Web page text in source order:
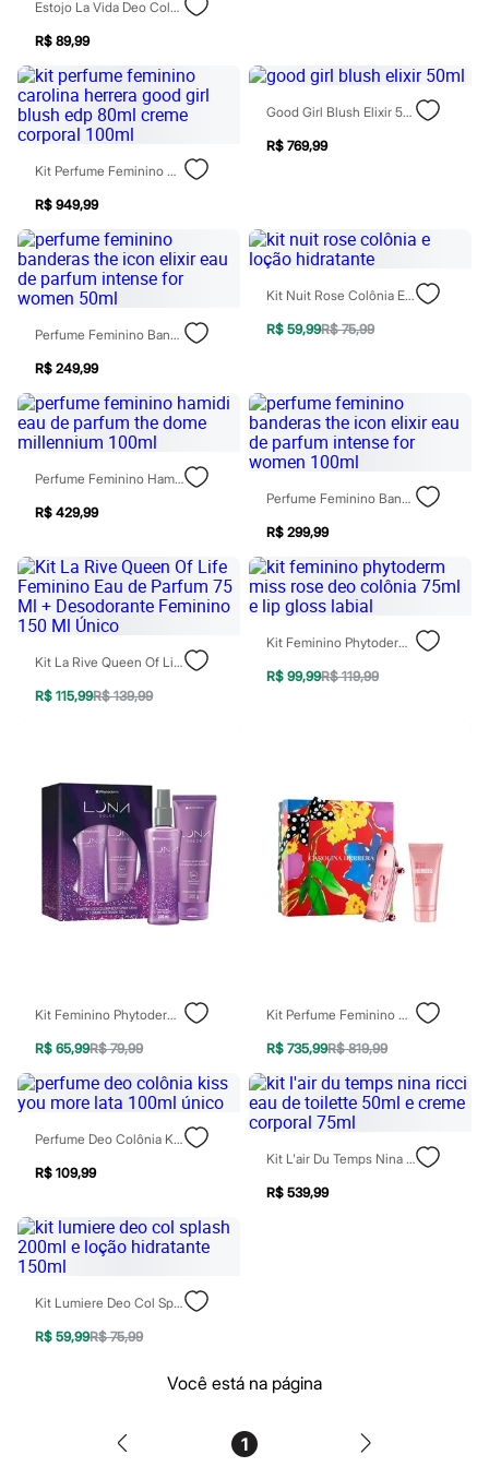
Rasteirinhas
Sandálias
Tênis
Diversão
Marcas
Baby Club
Fifteen
Miss Fifteen
Palomino
Moda íntima
Calcinhas
Cuecas
Meias
Pijamas
Moda praia
Biquínis e Maiôs
Blusas de proteção
Personagens
Bluey
Disney
Hello Kitty
Homem Aranha
Naruto
Patrulha Canina
Sonic
Beleza
Kits
Perfumes árabes
Novidades
Condicionador
Escovas e Pentes
Finalizadores
Hidratante
Protetor solar
Tratamento
Cuidados com o rosto
Esfoliante
Hidratante
Protetor solar
Tônicos
Corretivo
Gloss
Pó facial
Sombras
Al Wataniah
Banderas
Beleza C&A
Bruna Tavares
Ciclo
Fran by Franciny Ehlke
Jean Paul Gaultier
Lancôme
Mari Maria
Mascavo
Niina Secrets
Océane
Estojo La Vida Deo Colônia 30ml E Hidratante Único
R$ 89,99
Kit Perfume Feminino Carolina Herrera Good Girl Blush Edp 80ml Creme Corporal 100ml
R$ 949,99
Good Girl Blush Elixir 50ml
R$ 769,99
Perfume Feminino Banderas The Icon Elixir Eau De Parfum Intense For Women 50ml
R$ 249,99
Kit Nuit Rose Colônia E Loção Hidratante
R$ 59,99R$ 75,99
Perfume Feminino Hamidi Eau De Parfum The Dome Millennium 100ml
R$ 429,99
Perfume Feminino Banderas The Icon Elixir Eau De Parfum Intense For Women 100ml
R$ 299,99
Kit La Rive Queen Of Life Feminino Eau De Parfum 75 Ml + Desodorante Feminino 150 Ml Único
R$ 115,99R$ 139,99
Kit Feminino Phytoderm Miss Rose Deo Colônia 75ml E Lip Gloss Labial
R$ 99,99R$ 119,99
Kit Feminino Phytoderm Luna Dolce Deo Colônia Body Splash 200ml E Creme Hidratante Acetinado 200g
R$ 65,99R$ 79,99
Kit Perfume Feminino Carolina Herrera 212 Heroes Edp For Her 80ml Creme Corporal For Her 100ml
R$ 735,99R$ 819,99
Perfume Deo Colônia Kiss You More Lata 100ml Único
R$ 109,99
Kit L'air Du Temps Nina Ricci Eau De Toilette 50ml E Creme Corporal 75ml
R$ 539,99
Kit Lumiere Deo Col Splash 200ml E Loção Hidratante 150ml
R$ 59,99R$ 75,99
Você está na página
1